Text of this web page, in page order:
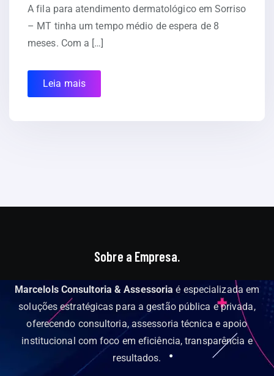
A fila para atendimento dermatológico em Sorriso
– MT tinha um tempo médio de espera de 8
meses. Com a […]
Leia mais
Sobre a Empresa.
Marcelols Consultoria & Assessoria é especializada em
soluções estratégicas para a gestão pública e privada,
oferecendo consultoria, assessoria técnica e apoio
institucional com foco em eficiência, transparência e
resultados.